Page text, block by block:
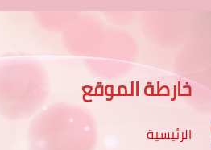
خارطة الموقع
الرئيسية